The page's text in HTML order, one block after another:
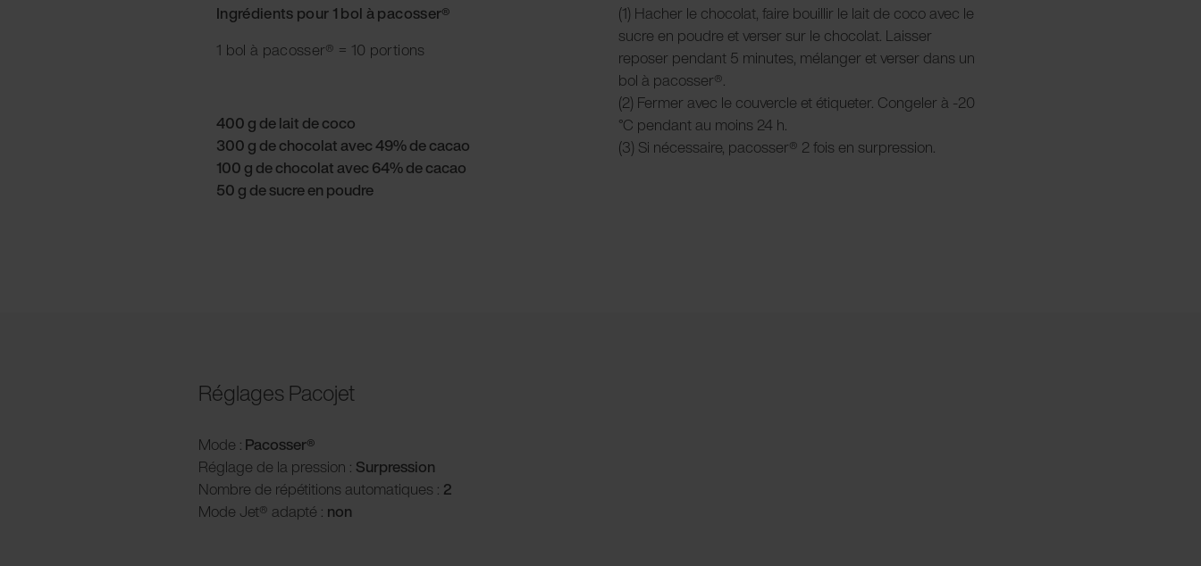
Ingrédients pour 1 bol à pacosser®
1 bol à pacosser® = 10 portions
400 g de lait de coco
300 g de chocolat avec 49% de cacao
100 g de chocolat avec 64% de cacao
50 g de sucre en poudre
(1) Hacher le chocolat, faire bouillir le lait de coco avec le
sucre en poudre et verser sur le chocolat. Laisser
reposer pendant 5 minutes, mélanger et verser dans un
bol à pacosser®.
(2) Fermer avec le couvercle et étiqueter. Congeler à -20
°C pendant au moins 24 h.
(3) Si nécessaire, pacosser® 2 fois en surpression.
Réglages Pacojet
Mode : Pacosser®
Réglage de la pression : Surpression
Nombre de répétitions automatiques : 2
Mode Jet® adapté : non